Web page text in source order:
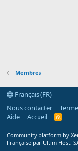
Membres
Français (FR)
Nous contacter
Aide
Accueil
R
Community platform by
Française par Ultim Host,